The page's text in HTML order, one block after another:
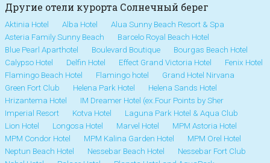
Другие отели курорта Солнечный берег
Aktinia Hotel Alba Hotel
Alua Sunny Beach Resort & Spa
Asteria Family Sunny Beach
Barcelo Royal Beach Hotel
Blue Pearl Aparthotel
Boulevard Boutique
Bourgas Beach Hotel
Calypso Hotel
Delfin Hotel Effect Grand Victoria Hotel
Fenix Hotel
Flamingo Beach Hotel
Flamingo hotel
Grand Hotel Nirvana
Green Fort Club
Helena Park Hotel
Helena Sands Hotel
Hrizantema Hotel
IM Dreamer Hotel (ex.Four Points by Sher
Imperial Resort
Kotva Hotel
Laguna Park Hotel & Aqua Club
Lion Hotel
Longosa Hotel Marvel Hotel
MPM Astoria Hotel
MPM Condor Hotel
MPM Kalina Garden Hotel
MPM Orel Hotel
Neptun Beach Hotel
Nessebar Beach Hotel
Nessebar Fort Club